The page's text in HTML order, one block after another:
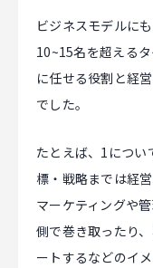
ビジネスモデルに
10~15名を超える
に任せる役割と経
でした。
たとえば、1につい
標・戦略までは経
マーケティングや
側で巻き取ったり
ートするなどのイメ